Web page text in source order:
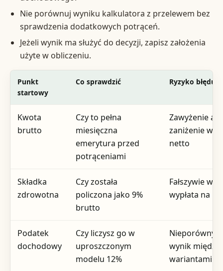
Nie porównuj wyniku kalkulatora z przelewem bez
sprawdzenia dodatkowych potrąceń.
Jeżeli wynik ma służyć do decyzji, zapisz założenia
użyte w obliczeniu.
Punkt
startowy
Co sprawdzić Ryzyko błędu
Kwota
brutto
Czy to pełna
miesięczna
emerytura przed
potrąceniami
Zawyżenie
zaniżenie
netto
Składka
zdrowotna
Czy została
policzona jako 9%
brutto
Fałszywie
wypłata na
Podatek
dochodowy
Czy liczysz go w
uproszczonym
modelu 12%
wynik między
wariantami